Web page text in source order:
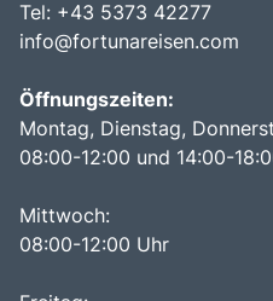
Tel: +43 5373 42277
info@fortunareisen.com
Öffnungszeiten:
Montag, Dienstag,
08:00-12:00 und 14:00-
Mittwoch:
08:00-12:00 Uhr